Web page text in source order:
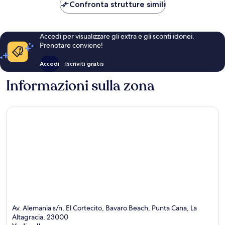
Confronta strutture simili
Accedi per visualizzare gli extra e gli sconti idonei.
Prenotare conviene!
Accedi Iscriviti gratis
Informazioni sulla zona
Av. Alemania s/n, El Cortecito, Bavaro Beach, Punta Cana, La
Altagracia, 23000